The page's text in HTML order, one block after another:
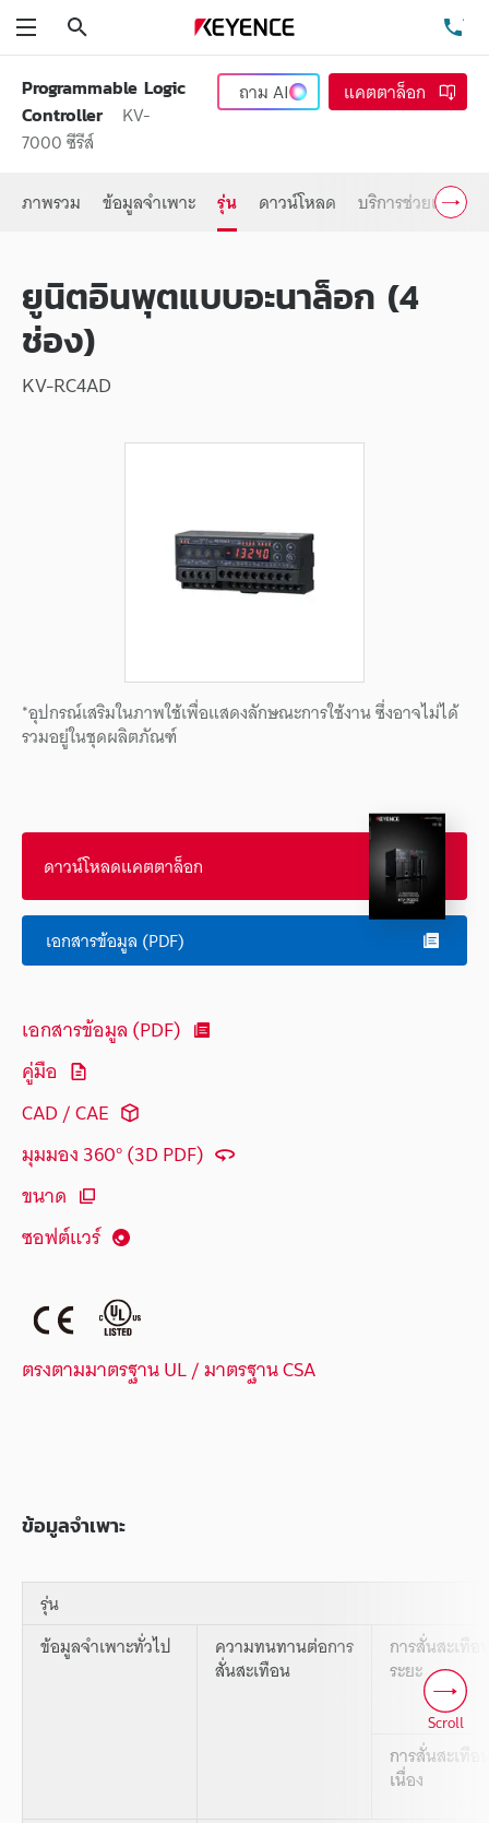
Programmable Logic
Controller
KV-
7000 ซีรีส์
ถามAI แคตตาล็อก
ภาพรวม ข้อมูลจำเพาะ รุ่น ดาวน์โหลด บริการช่วยเหลือ
ยูนิตอินพุตแบบอะนาล็อก (4
ช่อง)
KV-RC4AD
*อุปกรณ์เสริมในภาพใช้เพื่อแสดงลักษณะการใช้งาน ซึ่งอาจไม่ได้
รวมอยู่ในชุดผลิตภัณฑ์
ดาวน์โหลดแคตตาล็อก
เอกสารข้อมูล (PDF)
เอกสารข้อมูล (PDF)
คู่มือ
CAD / CAE
มุมมอง 360° (3D PDF)
ขนาด
ซอฟต์แวร์
ตรงตามมาตรฐาน UL / มาตรฐาน CSA
ข้อมูลจำเพาะ
รุ่น
ข้อมูลจำเพาะทั่วไป
ความทนทานต่อการ
สั่นสะเทือน
การสั่นสะเทือ
ระยะ
การสั่นสะเทื
เนื่อง
Scroll